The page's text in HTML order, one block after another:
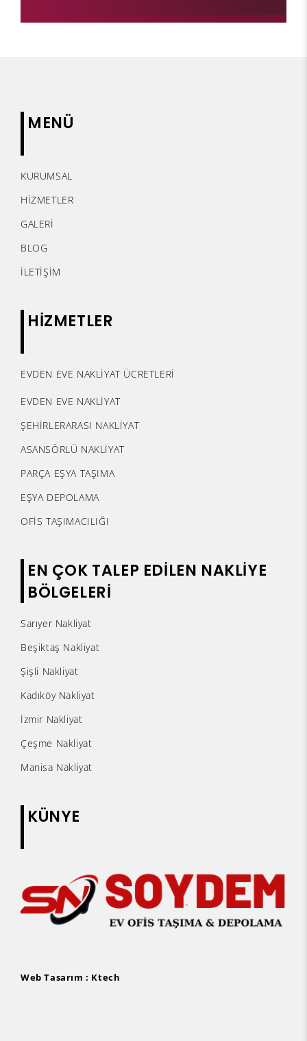
MENÜ
KURUMSAL
HİZMETLER
GALERİ
BLOG
İLETİŞİM
HİZMETLER
EVDEN EVE NAKLİYAT ÜCRETLERİ
EVDEN EVE NAKLİYAT
ŞEHİRLERARASI NAKLİYAT
ASANSÖRLÜ NAKLİYAT
PARÇA EŞYA TAŞIMA
EŞYA DEPOLAMA
OFİS TAŞIMACILIĞI
EN ÇOK TALEP EDİLEN NAKLİYE
BÖLGELERİ
Sarıyer Nakliyat
Beşiktaş Nakliyat
Şişli Nakliyat
Kadıköy Nakliyat
İzmir Nakliyat
Çeşme Nakliyat
Manisa Nakliyat
KÜNYE
Web Tasarım : Ktech